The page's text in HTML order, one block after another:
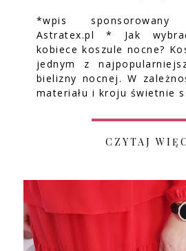
*wpis
Astratex.pl * Jak
kobiece koszule nocne?
jednym z
bielizny nocnej. W
materiału i kroju świetnie
CZYTAJ